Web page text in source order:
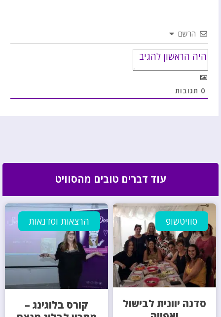
הרשם
0 תגובות
עוד דברים טובים מהסוויט
סוויטשופ
סדנה יוונית לבישול
הרצאות וסדנאות
קורס בלוגינג –